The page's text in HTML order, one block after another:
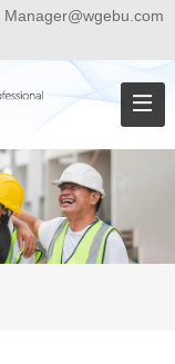
Manager@wgebu.com